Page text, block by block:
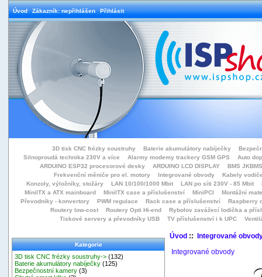
Úvod Zákazník: nepřihlášen Přihlásit
3D tisk CNC frézky soustruhy Baterie akumulátory nabíječky
Silnoproudá technika 230V a více
Alarmy modemy trackery GSM GPS
Auto
ARDUINO ESP32 procesorové desky
ARDUINO LCD DISPLAY
BMS
Frekvenční měniče pro el. motory
Integrované obvody
Kabely
Konzoly, výložníky, stožáry
LAN 10/100/1000 Mbit LAN po síti 230V - 85 Mbit
MiniITX a ATX mainboard
MiniITX case a příslušenství MiniPCI
Montážní
Převodníky - konvertory
PWM regulace Rack case a příslušenství
Raspberry
Routery low-cost
Routery Opti Hi-end
Rybolov zavážecí lodička a přísl
Tiskové servery a převodníky USB
TV příslušenství i k UPC
Kategorie
3D tisk CNC frézky soustruhy-> (132)
Baterie akumulátory nabíječky (125)
Bezpečnostní kamery (3)
Úvod:: Integrované
Integrované obvody